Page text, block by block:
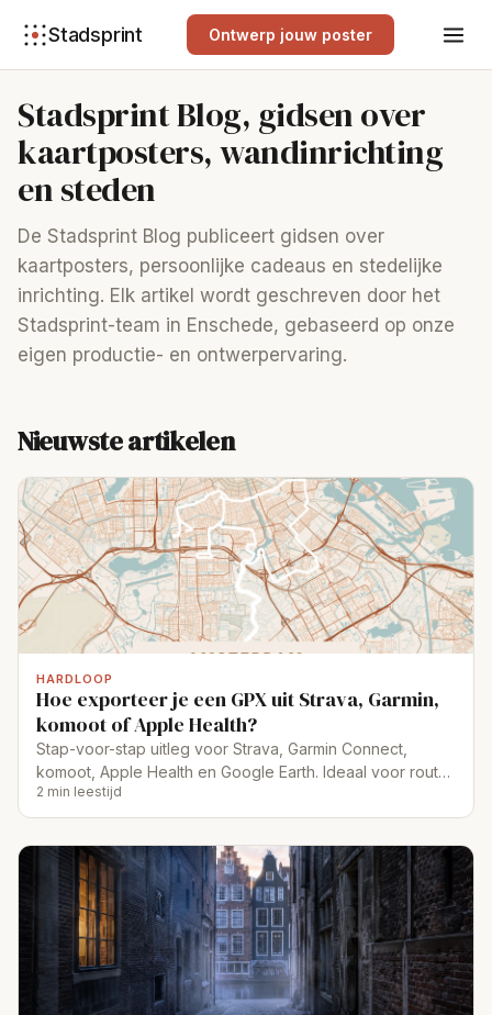
Stadsprint Ontwerp jouw poster
Stadsprint Blog, gidsen over
kaartposters, wandinrichting
en steden
De Stadsprint Blog publiceert gidsen over
kaartposters, persoonlijke cadeaus en stedelijke
inrichting. Elk artikel wordt geschreven door het
Stadsprint-team in Enschede, gebaseerd op onze
eigen productie- en ontwerpervaring.
Nieuwste artikelen
HARDLOOP
Hoe exporteer je een GPX uit Strava, Garmin,
komoot of Apple Health?
Stap-voor-stap uitleg voor Strava, Garmin Connect,
komoot, Apple Health en Google Earth. Ideaal voor route-
posters van hardloop of fietstocht.
2 min leestijd